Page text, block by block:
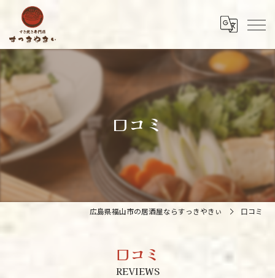
口コミ
広島県福山市の居酒屋ならすっきやきぃ 口コミ
口コミ
REVIEWS